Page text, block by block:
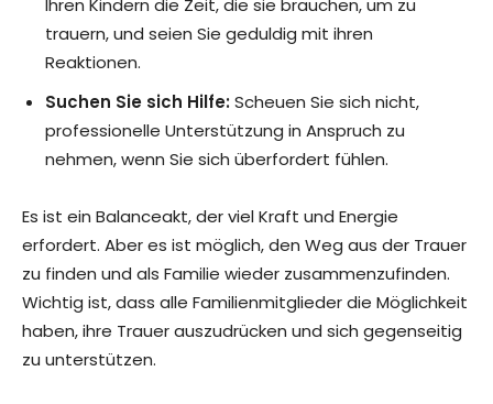
Ihren Kindern die Zeit, die sie brauchen, um zu
trauern, und seien Sie geduldig mit ihren
Reaktionen.
Suchen Sie sich Hilfe:Scheuen Sie sich nicht,
professionelle Unterstützung in Anspruch zu
nehmen, wenn Sie sich überfordert fühlen.
Es ist ein Balanceakt, der viel Kraft und Energie
erfordert. Aber es ist möglich, den Weg aus der Trauer
zu finden und als Familie wieder zusammenzufinden.
Wichtig ist, dass alle Familienmitglieder die Möglichkeit
haben, ihre Trauer auszudrücken und sich gegenseitig
zu unterstützen.